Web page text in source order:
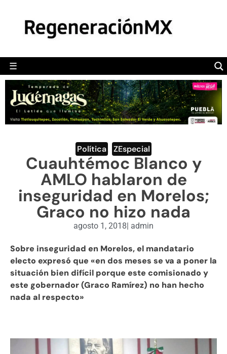
☰
POLÍTICA
CAMALEÓN
OPINIÓN
DEPORTES
ENGLISH SECTION
VIDEOS
Política ZEspecial
Cuauhtémoc Blanco y
AMLO hablaron de
inseguridad en Morelos;
Graco no hizo nada
agosto 1, 2018| admin
Sobre inseguridad en Morelos, el mandatario
electo expresó que «en dos meses se va a poner la
situación bien difícil porque este comisionado y
este gobernador (Graco Ramírez) no han hecho
nada al respecto»